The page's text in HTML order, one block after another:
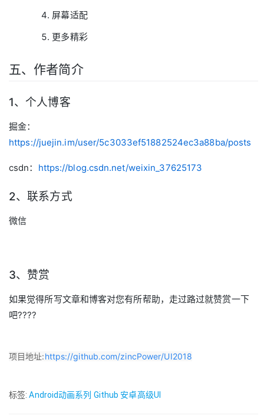
屏幕适配
更多精彩
五、作者简介
1、个人博客
掘金：
https://juejin.im/user/5c3033ef51882524ec3a88ba/posts
csdn： https://blog.csdn.net/weixin_37625173
2、联系方式
微信
3、赞赏
如果觉得所写文章和博客对您有所帮助，走过路过就赞赏一下
吧????
项目地址:https://github.com/zincPower/UI2018
标签:Android动画系列 Github 安卓高级UI